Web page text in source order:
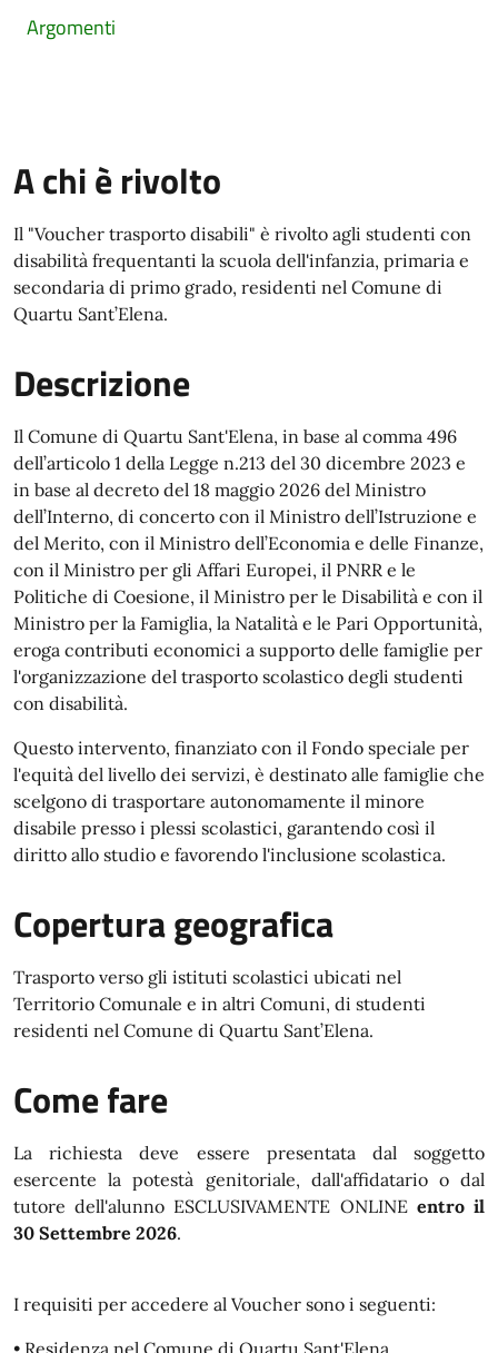
Argomenti
A chi è rivolto
Il "Voucher trasporto disabili" è rivolto agli studenti con
disabilità frequentanti la scuola dell'infanzia, primaria e
secondaria di primo grado, residenti nel Comune di
Quartu Sant’Elena.
Descrizione
Il Comune di Quartu Sant'Elena, in base al comma 496
dell’articolo 1 della Legge n.213 del 30 dicembre 2023 e
in base al decreto del 18 maggio 2026 del Ministro
dell’Interno, di concerto con il Ministro dell’Istruzione e
del Merito, con il Ministro dell’Economia e delle Finanze,
con il Ministro per gli Affari Europei, il PNRR e le
Politiche di Coesione, il Ministro per le Disabilità e con il
Ministro per la Famiglia, la Natalità e le Pari Opportunità,
eroga contributi economici a supporto delle famiglie per
l'organizzazione del trasporto scolastico degli studenti
con disabilità.
Questo intervento, finanziato con il Fondo speciale per
l'equità del livello dei servizi, è destinato alle famiglie che
scelgono di trasportare autonomamente il minore
disabile presso i plessi scolastici, garantendo così il
diritto allo studio e favorendo l'inclusione scolastica.
Copertura geografica
Trasporto verso gli istituti scolastici ubicati nel
Territorio Comunale e in altri Comuni, di studenti
residenti nel Comune di Quartu Sant’Elena.
Come fare
La richiesta deve essere presentata dal soggetto
esercente la potestà genitoriale, dall'affidatario o dal
tutore dell'alunno ESCLUSIVAMENTE ONLINE entro il
30 Settembre 2026.
I requisiti per accedere al Voucher sono i seguenti:
• Residenza nel Comune di Quartu Sant'Elena